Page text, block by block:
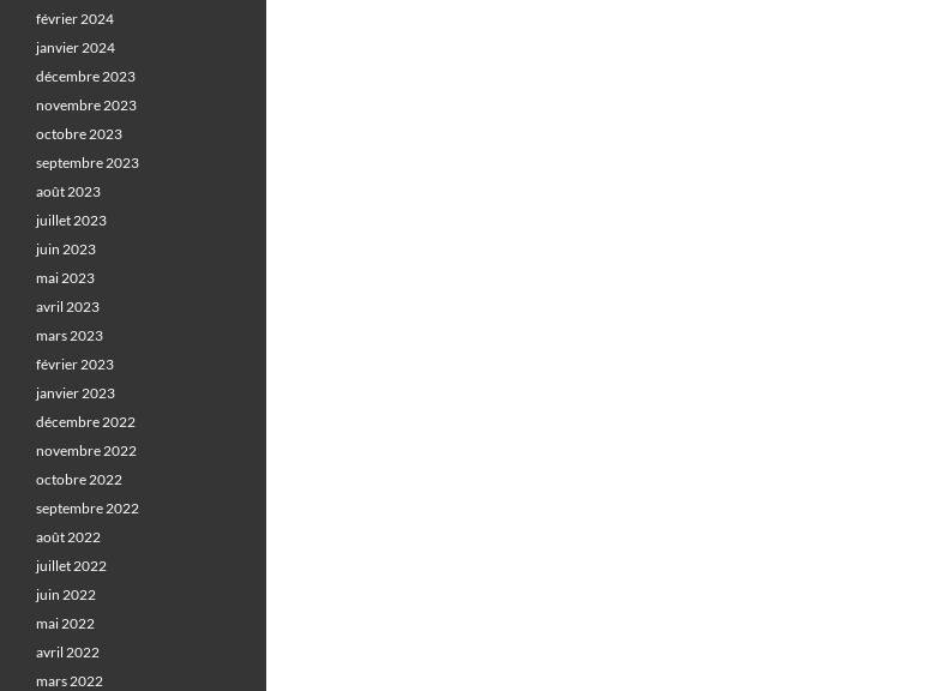
février 2024
janvier 2024
décembre 2023
novembre 2023
octobre 2023
septembre 2023
août 2023
juillet 2023
juin 2023
mai 2023
avril 2023
mars 2023
février 2023
janvier 2023
décembre 2022
novembre 2022
octobre 2022
septembre 2022
août 2022
juillet 2022
juin 2022
mai 2022
avril 2022
mars 2022